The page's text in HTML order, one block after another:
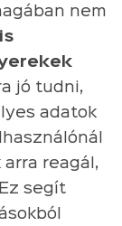
nem
jó tudni,
adatok
arra reagál,
segít